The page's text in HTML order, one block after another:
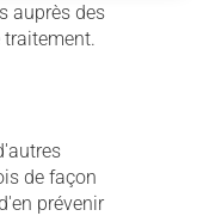
auprès des
de façon
prévenir